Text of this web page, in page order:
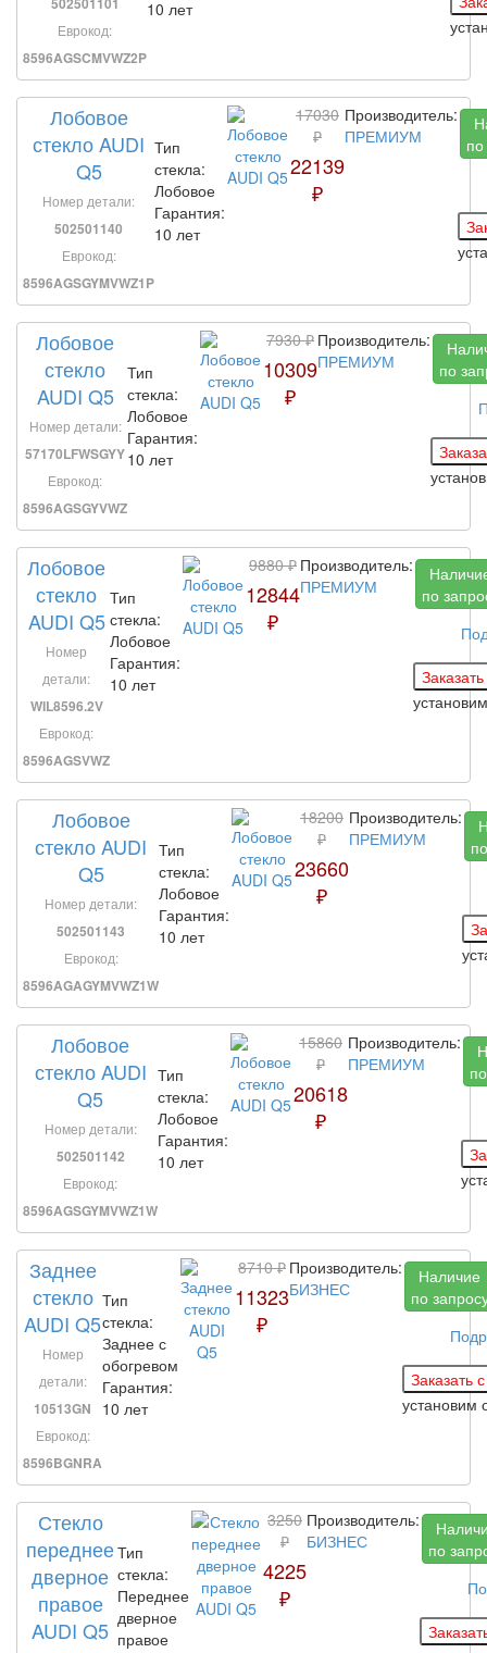
Еврокод:
8596AGSCMVWZ2P
10 лет
Лобовое
стекло AUDI
Q5
Номер детали:
502501140
Еврокод:
8596AGSGYMVWZ1P
Тип
стекла:
Лобовое
Гарантия:
10 лет
17030
₽
22139
₽
Производитель:
ПРЕМИУМ
Лобовое
стекло
AUDI Q5
Номер детали:
57170LFWSGYY
Еврокод:
8596AGSGYVWZ
Тип
стекла:
Лобовое
Гарантия:
10 лет
7930 ₽
10309
₽
Производитель:
ПРЕМИУМ
по
Лобовое
стекло
AUDI Q5
Номер
детали:
WIL8596.2V
Еврокод:
8596AGSVWZ
Тип
стекла:
Лобовое
Гарантия:
10 лет
9880 ₽
12844
₽
Производитель:
ПРЕМИУМ
по
Лобовое
стекло AUDI
Q5
Номер детали:
502501143
Еврокод:
8596AGAGYMVWZ1W
Тип
стекла:
Лобовое
Гарантия:
10 лет
18200
₽
23660
₽
Производитель:
ПРЕМИУМ
Лобовое
стекло AUDI
Q5
Номер детали:
502501142
Еврокод:
8596AGSGYMVWZ1W
Тип
стекла:
Лобовое
Гарантия:
10 лет
15860
₽
20618
₽
Производитель:
ПРЕМИУМ
Заднее
стекло
AUDI Q5
Номер
детали:
10513GN
Еврокод:
8596BGNRA
Тип
стекла:
Заднее с
обогревом
Гарантия:
10 лет
8710 ₽
11323
₽
Производитель:
БИЗНЕС
Наличие
по
установим
Стекло
переднее
дверное
правое
AUDI Q5
Тип
стекла:
Переднее
дверное
правое
3250
₽
4225
₽
Производитель:
БИЗНЕС
по